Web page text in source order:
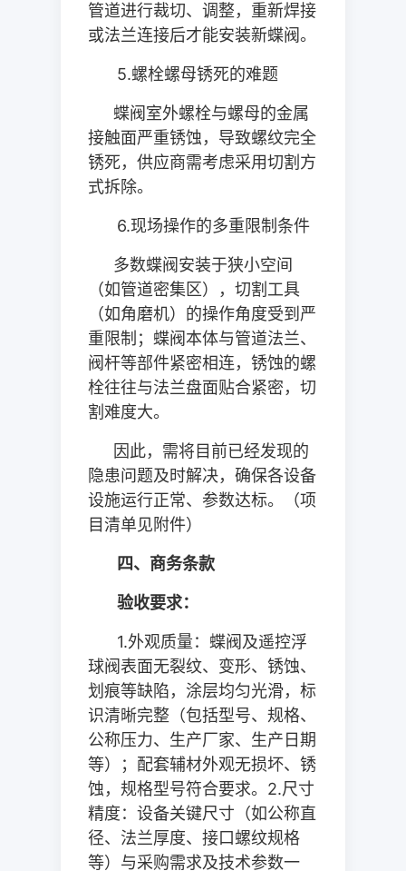
管道进行裁切、调整，重新焊接
或法兰连接后才能安装新蝶阀。
5.螺栓螺母锈死的难题
蝶阀室外螺栓与螺母的金属
接触面严重锈蚀，导致螺纹完全
锈死，供应商需考虑采用切割方
式拆除。
6.现场操作的多重限制条件
多数蝶阀安装于狭小空间
（如管道密集区），切割工具
（如角磨机）的操作角度受到严
重限制；蝶阀本体与管道法兰、
阀杆等部件紧密相连，锈蚀的螺
栓往往与法兰盘面贴合紧密，切
割难度大。
因此，需将目前已经发现的
隐患问题及时解决，确保各设备
设施运行正常、参数达标。（项
目清单见附件）
四、商务条款
验收要求：
1.外观质量：蝶阀及遥控浮
球阀表面无裂纹、变形、锈蚀、
划痕等缺陷，涂层均匀光滑，标
识清晰完整（包括型号、规格、
公称压力、生产厂家、生产日期
等）；配套辅材外观无损坏、锈
蚀，规格型号符合要求。 2.尺寸
精度：设备关键尺寸（如公称直
径、法兰厚度、接口螺纹规格
等）与采购需求及技术参数一